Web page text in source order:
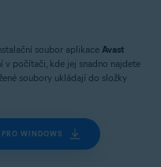
soubor aplikace Avast
v počítači, kde jej snadno najdete
soubory ukládají do složky
WINDOWS